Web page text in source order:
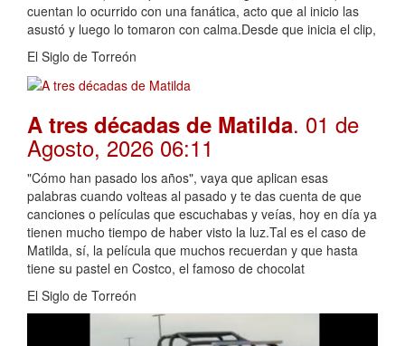
cuentan lo ocurrido con una fanática, acto que al inicio las
asustó y luego lo tomaron con calma.Desde que inicia el clip,
El Siglo de Torreón
A tres décadas de Matilda. 01 de
Agosto, 2026 06:11
"Cómo han pasado los años", vaya que aplican esas
palabras cuando volteas al pasado y te das cuenta de que
canciones o películas que escuchabas y veías, hoy en día ya
tienen mucho tiempo de haber visto la luz.Tal es el caso de
Matilda, sí, la película que muchos recuerdan y que hasta
tiene su pastel en Costco, el famoso de chocolat
El Siglo de Torreón